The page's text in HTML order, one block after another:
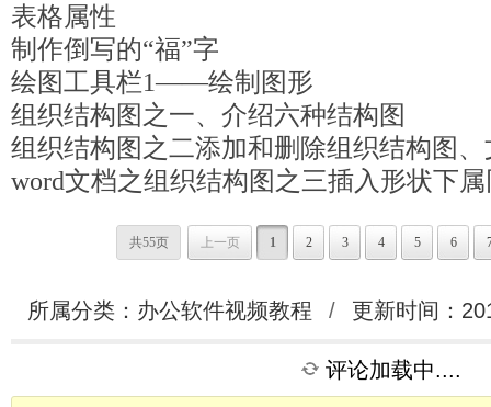
表格属性
制作倒写的“福”字
绘图工具栏1——绘制图形
组织结构图之一、介绍六种结构图
组织结构图之二添加和删除组织结构图
word文档之组织结构图之三插入形状下
共55页 上一页 1 2 3 4 5 6
所属分类： 办公软件视频教程 / 更新时间：
评论加载中....